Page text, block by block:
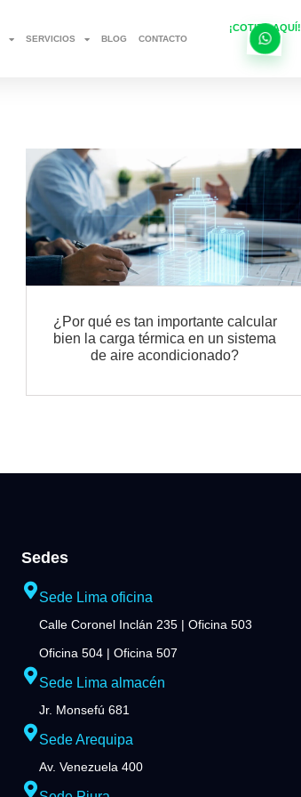
SERVICIOS BLOG CONTACTO
¡COTIZA AQUÍ!
¿Por qué es tan importante calcular
bien la carga térmica en un sistema
de aire acondicionado?
Sedes
Sede Lima oficina
Calle Coronel Inclán 235 | Oficina 503
Oficina 504 | Oficina 507
Sede Lima almacén
Jr. Monsefú 681
Sede Arequipa
Av. Venezuela 400